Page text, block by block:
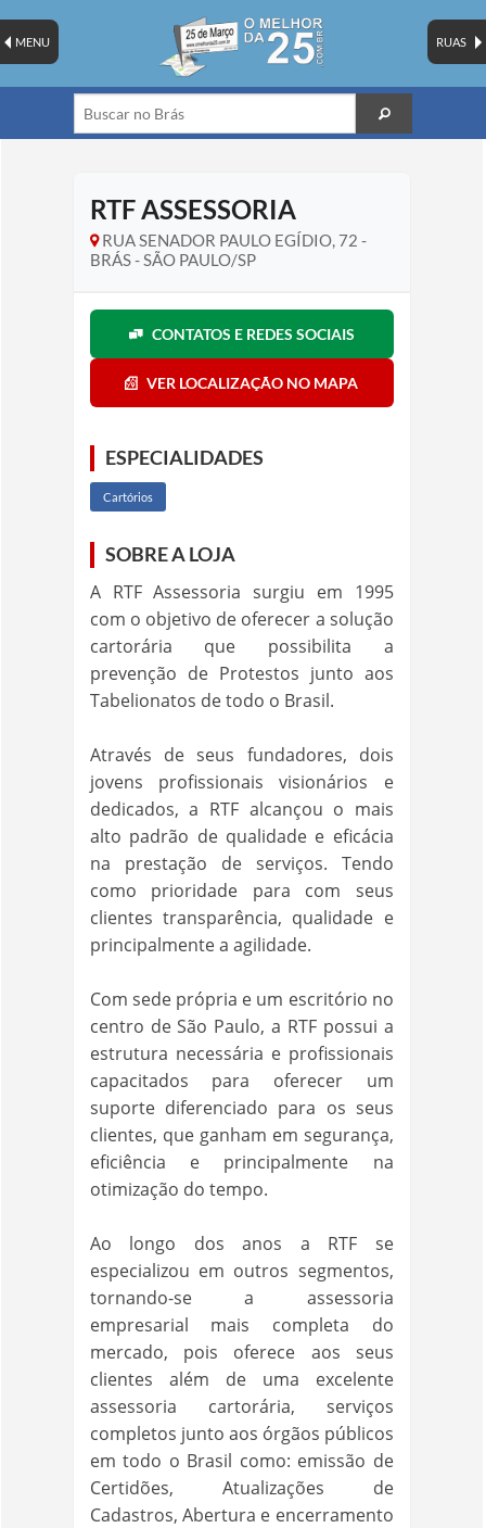
RUAS
MENU
RTF ASSESSORIA
RUA SENADOR PAULO EGÍDIO, 72 -
BRÁS - SÃO PAULO/SP
CONTATOS E REDES SOCIAIS
VER LOCALIZAÇÃO NO MAPA
ESPECIALIDADES
Cartórios
SOBRE A LOJA
A RTF Assessoria surgiu em 1995
com o objetivo de oferecer a solução
cartorária que possibilita a
prevenção de Protestos junto aos
Tabelionatos de todo o Brasil.
Através de seus fundadores, dois
jovens profissionais visionários e
dedicados, a RTF alcançou o mais
alto padrão de qualidade e eficácia
na prestação de serviços. Tendo
como prioridade para com seus
clientes transparência, qualidade e
principalmente a agilidade.
Com sede própria e um escritório no
centro de São Paulo, a RTF possui a
estrutura necessária e profissionais
capacitados para oferecer um
suporte diferenciado para os seus
clientes, que ganham em segurança,
eficiência e principalmente na
otimização do tempo.
Ao longo dos anos a RTF se
especializou em outros segmentos,
tornando-se a assessoria
empresarial mais completa do
mercado, pois oferece aos seus
clientes além de uma excelente
assessoria cartorária, serviços
completos junto aos órgãos públicos
em todo o Brasil como: emissão de
Certidões, Atualizações de
Cadastros, Abertura e encerramento